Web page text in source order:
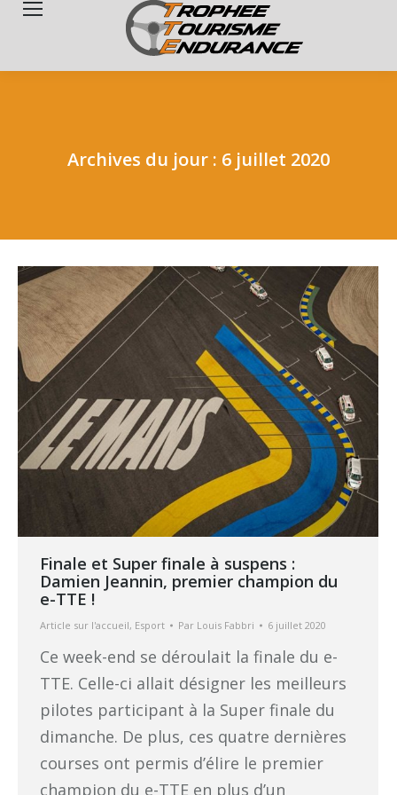
Archives du jour : 6 juillet 2020
Finale et Super finale à suspens :
Damien Jeannin, premier champion du
e-TTE !
Article sur l'accueil, Esport Par Louis Fabbri 6 juillet 2020
Ce week-end se déroulait la finale du e-
TTE. Celle-ci allait désigner les meilleurs
pilotes participant à la Super finale du
dimanche. De plus, ces quatre dernières
courses ont permis d’élire le premier
champion du e-TTE en plus d’un